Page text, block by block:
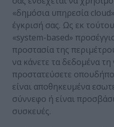
«δημόσια υπηρεσία
έγκρισή σας. Ως εκ
«system-based»
προστασία της
να κάνετε τα δεδομένα
προστατεύσετε
είναι αποθηκευμένα
σύννεφο ή είναι
συσκευές.